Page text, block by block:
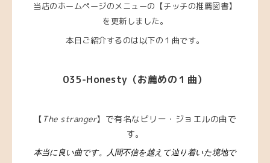
当店のホームページのメニューの【チッチの推薦図書】
を更新しました。
本日ご紹介するのは以下の１曲です。
035-Honesty（お薦めの１曲）
【 The stranger】で有名なビリー・ジョエルの曲で
す。
本当に良い曲です。人間不信を越えて辿り着いた境地で